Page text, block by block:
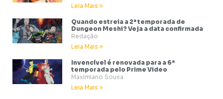
Leia Mais »
Quando estreia a 2ª temporada de
Dungeon Meshi? Veja a data confirmada
Redação
Leia Mais »
Invencível é renovada para a 6ª
temporada pelo Prime Video
Maximiano Sousa
Leia Mais »